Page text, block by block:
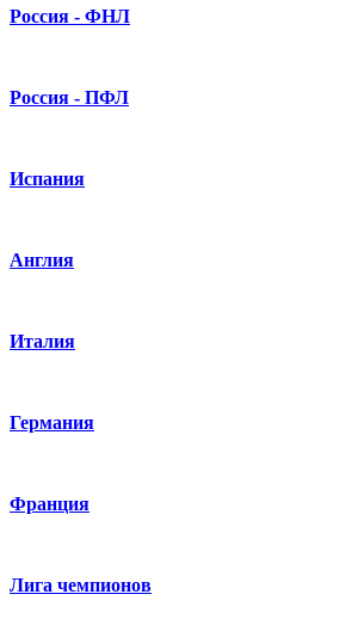
Россия - ФНЛ
Россия - ПФЛ
Испания
Англия
Италия
Германия
Франция
Лига чемпионов